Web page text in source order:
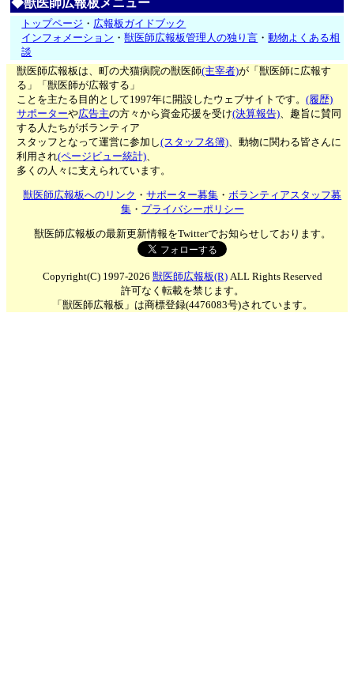
◆獣医師広報板メニュー
トップページ ・ 広報板ガイドブック
インフォメーション ・獣医師広報板管理人の独り言 ・動物よくある相
談
獣医師広報板は、町の犬猫病院の獣医師(主宰者)が「獣医師に広報す
る」「獣医師が広報する」
ことを主たる目的として1997年に開設したウェブサイトです。(履歴)
サポーターや広告主の方々から資金応援を受け(決算報告)、趣旨に賛同
する人たちがボランティア
スタッフとなって運営に参加し(スタッフ名簿)、動物に関わる皆さんに
利用され(ページビュー統計)、
多くの人々に支えられています。
獣医師広報板へのリンク ・サポーター募集 ・ボランティアスタッフ募
集・ プライバシーポリシー
獣医師広報板の最新更新情報をTwitterでお知らせしております。
Copyright(C) 1997-2026 獣医師広報板(R)ALL Rights Reserved
許可なく転載を禁じます。
「獣医師広報板」は商標登録(4476083号)されています。